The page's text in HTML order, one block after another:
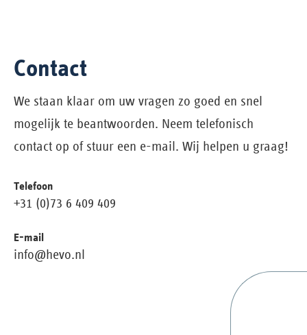
Contact
We staan klaar om uw vragen zo goed en snel
mogelijk te beantwoorden. Neem telefonisch
contact op of stuur een e-mail. Wij helpen u graag!
Telefoon
+31 (0)73 6 409 409
E-mail
info@hevo.nl